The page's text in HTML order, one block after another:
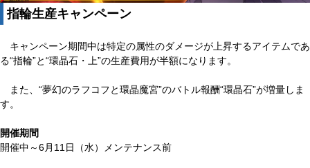
指輪生産キャンペーン
キャンペーン期間中は特定の属性のダメージが上昇するアイテムであ
る“指輪”と“環晶石・上”の生産費用が半額になります。
また、“夢幻のラフコフと環晶魔宮”のバトル報酬“環晶石”が増量しま
す。
開催期間
開催中～6月11日（水）メンテナンス前